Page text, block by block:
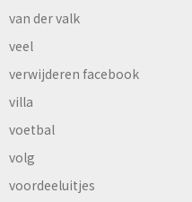
van der valk
veel
verwijderen facebook
villa
voetbal
volg
voordeeluitjes